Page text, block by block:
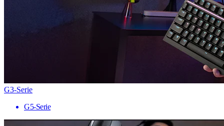
G3-Serie
G5-Serie